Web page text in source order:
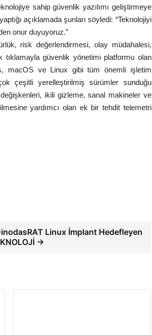
sahip güvenlik yazılımı geliştirmeye
açıklamada şunları söyledi: “Teknolojiyi
onur duyuyoruz.”
risk değerlendirmesi, olay müdahalesi,
güvenlik yönetimi platformu olan
macOS ve Linux gibi tüm önemli işletim
çeşitli yerelleştirilmiş sürümler sunduğu
değişkenleri, ikili gizleme, sanal makineler ve
yardımcı olan ek bir tehdit telemetri
Linux İmplant Hedefleyen
→